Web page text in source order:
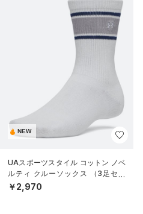
NEW
UAスポーツスタイル コットン ノベ
ルティ クルーソックス （3足セッ
ト）（トレーニング/UNISEX）
￥2,970